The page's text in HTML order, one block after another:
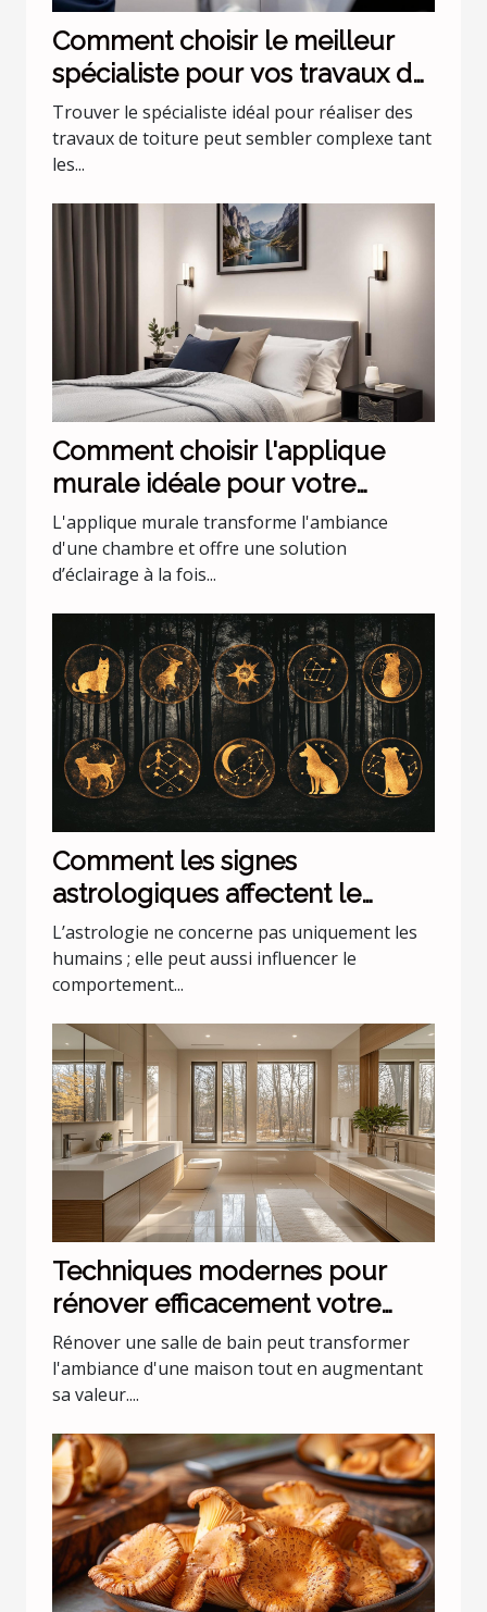
Comment choisir le meilleur
spécialiste pour vos travaux de
toiture ?
Trouver le spécialiste idéal pour réaliser des
travaux de toiture peut sembler complexe tant
les...
Comment choisir l'applique
murale idéale pour votre
chambre
L'applique murale transforme l'ambiance
d'une chambre et offre une solution
d’éclairage à la fois...
Comment les signes
astrologiques affectent le
comportement de nos animaux
domestiques
L’astrologie ne concerne pas uniquement les
humains ; elle peut aussi influencer le
comportement...
Techniques modernes pour
rénover efficacement votre
salle de bain
Rénover une salle de bain peut transformer
l'ambiance d'une maison tout en augmentant
sa valeur....